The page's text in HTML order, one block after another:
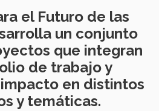
el Futuro de las
un conjunto
que integran
de trabajo y
en distintos
y temáticas.